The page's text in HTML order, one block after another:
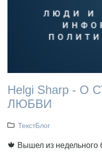
Helgi Sharp -
ЛЮБВИ
ТекстБлог
🍁 Вышел из недельного